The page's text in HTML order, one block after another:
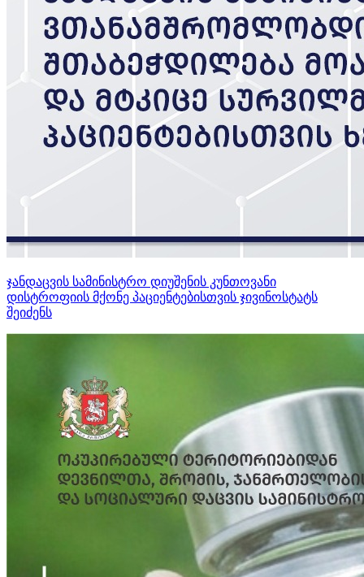
ჯანდაცვის სამინისტრო დიუშენის კუნთოვანი
დისტროფიის მქონე პაციენტებისთვის ჯივინოსტატს
შეიძენს